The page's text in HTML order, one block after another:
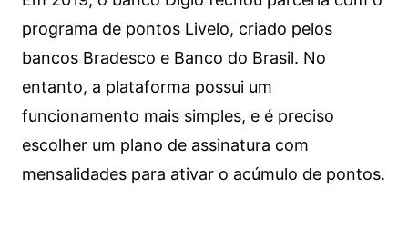
programa de pontos Livelo, criado pelos
bancos Bradesco e Banco do Brasil. No
entanto, a plataforma possui um
funcionamento mais simples, e é preciso
escolher um plano de assinatura com
mensalidades para ativar o acúmulo de pontos.